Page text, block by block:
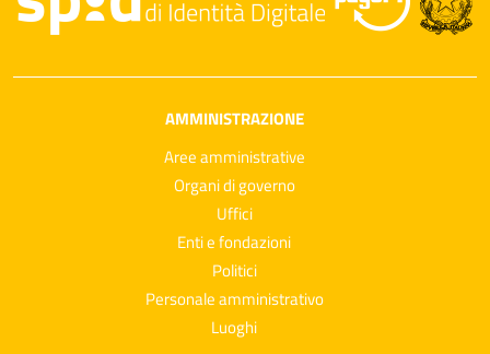
AMMINISTRAZIONE
Aree amministrative
Organi di governo
Uffici
Enti e fondazioni
Politici
Personale amministrativo
Luoghi